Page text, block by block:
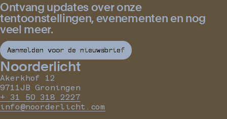
Ontvang updates over onze
tentoonstellingen, evenementen en nog
veel meer.
Aanmelden voor de nieuwsbrief
Noorderlicht
Akerkhof 12
9711JB Groningen
+ 31 50 318 2227
info@noorderlicht.com